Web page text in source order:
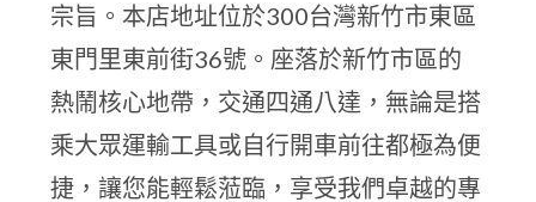
宗旨。本店地址位於300台灣新竹市東區
東門里東前街36號。座落於新竹市區的
熱鬧核心地帶，交通四通八達，無論是搭
乘大眾運輸工具或自行開車前往都極為便
捷，讓您能輕鬆蒞臨，享受我們卓越的專